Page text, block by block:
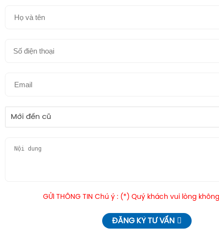
Mới đến cũ
GỬI THÔNG TIN Chú ý : (*) Quý khách vui lòng
ĐĂNG KÝ TƯ VẤN